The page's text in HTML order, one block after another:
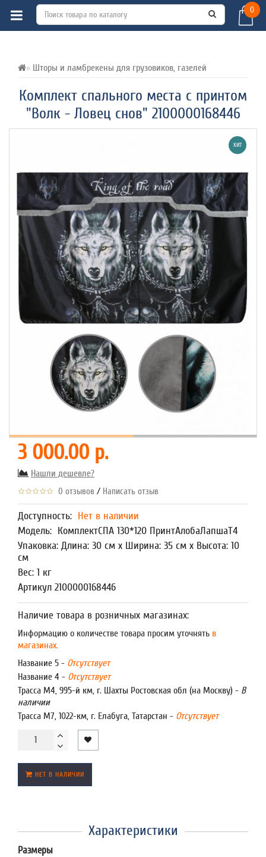
0
Шторы и ламбрекены для грузовиков, газелей
Комплект спального места с принтом
"Волк - Ловец снов" 2100000168446
ВСЕ О ТОВАРЕ ХАРАКТЕРИСТИКИ
ХИТ
3 000.00 р.
Нашли дешевле?
0 отзывов / Написать отзыв
Доступность: Нет в наличии
Модель: КомплектСПА 130*120 ПринтАлобаЛапшаТ4
Упаковка: Длина: 30 см x Ширина: 35 см x Высота: 10
см
Вес: 1 кг
Артикул 2100000168446
Наличие товара в розничных магазинах:
Информацию о количестве товара просим уточнять в
магазинах.
Название 5 - Отсутствует
Название 4 - Отсутствует
Трасса М4, 995-й км, г. Шахты Ростовская обл (на Москву) - В
наличии
Трасса М7, 1022-км, г. Елабуга, Татарстан - Отсутствует
НЕТ В НАЛИЧИИ
Характеристики
Размеры